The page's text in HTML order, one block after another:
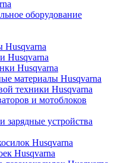
оборудование
Husqvarna
Husqvarna
Husqvarna
материалы Husqvarna
техники Husqvarna
и мотоблоков
зарядные устройства
Husqvarna
Husqvarna